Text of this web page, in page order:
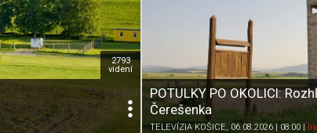
Tagy k reportáži
na cestách
2793
videní
POTULKY PO OKOLICI:
Čerešenka
TELEVÍZIA KOŠICE , 06.08.2026 | 08:00 |